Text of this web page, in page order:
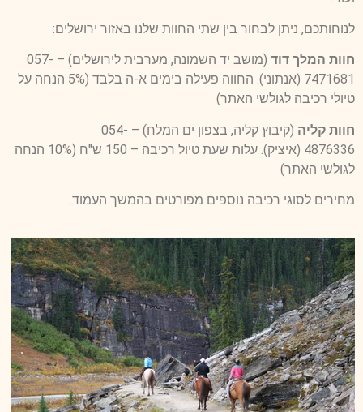
לנוחותכם, ניתן לבחור בין שתי החוות שלנו באזור ירושלים:
חוות המלך דוד
(מושב יד השמונה, מערבית לירושלים) – 057-
7471681 (אנתוני). החווה פעילה בימים א-ה בלבד (5% הנחה על
טיולי רכיבה לגולשי האתר)
חוות קליה
(קיבוץ קליה, בצפון ים המלח) – 054-
4876336 (איציק). עלות שעת טיול רכיבה – 150 ש"ח (10% הנחה
לגולשי האתר)
מחירים לסוגי רכיבה נוספים מפורטים בהמשך העמוד.